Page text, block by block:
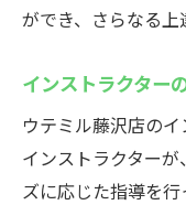
ができ、さらなる上
インストラクター
ウテミル藤沢店の
インストラクター
ズに応じた指導を